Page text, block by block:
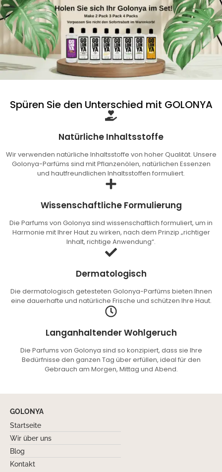
Spüren Sie den Unterschied mit GOLONYA
Natürliche Inhaltsstoffe
Wir verwenden natürliche Inhaltsstoffe von hoher Qualität. Unsere
Golonya-Parfüms sind mit Pflanzenölen, natürlichen Essenzen
und hautfreundlichen Inhaltsstoffen formuliert.
Wissenschaftliche Formulierung
Die Parfums von Golonya sind wissenschaftlich formuliert, um in
Harmonie mit Ihrer Haut zu wirken, nach dem Prinzip „richtiger
Inhalt, richtige Anwendung“.
Dermatologisch
Die dermatologisch getesteten Golonya-Parfüms bieten Ihnen
eine dauerhafte und natürliche Frische und schützen Ihre Haut.
Langanhaltender Wohlgeruch
Die Parfums von Golonya sind so konzipiert, dass sie Ihre
Bedürfnisse den ganzen Tag über erfüllen, ideal für den
Gebrauch am Morgen, Mittag und Abend.
GOLONYA
Startseite
Wir über uns
Blog
Kontakt